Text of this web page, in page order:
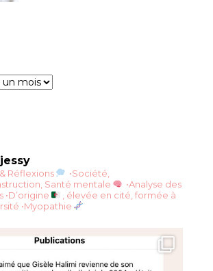
Réflexions
•Société,
Santé mentale
•Analyse des
•D’origine
, élevée en cité, formée à
•Myopathie